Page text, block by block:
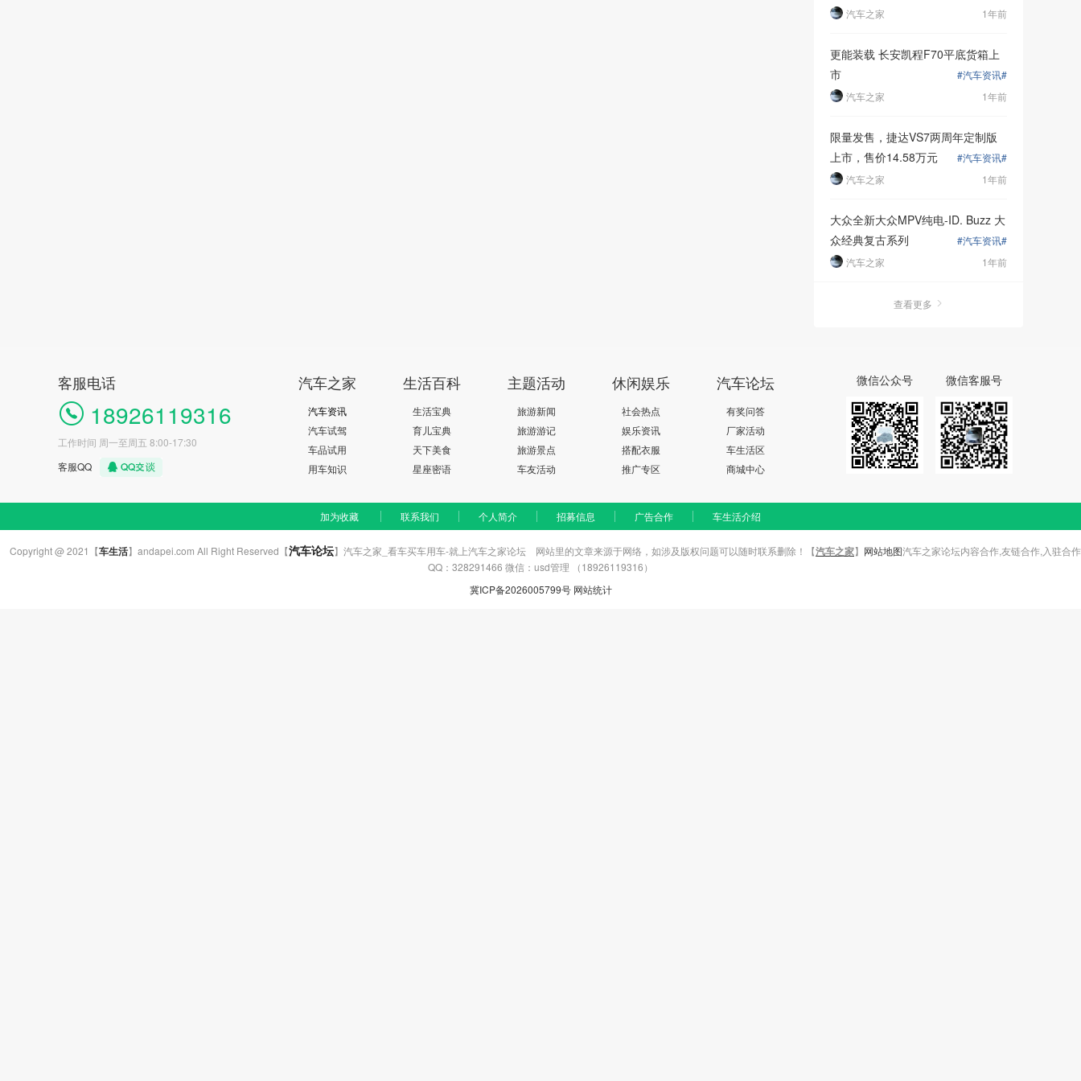
1年前
汽车之家
更能装载 长安凯程F70平底货箱上
市
#汽车资讯#
1年前
汽车之家
限量发售，捷达VS7两周年定制版
上市，售价14.58万元
#汽车资讯#
1年前
汽车之家
大众全新大众MPV纯电-ID. Buzz 大
众经典复古系列
#汽车资讯#
1年前
汽车之家
查看更多
客服电话
18926119316
工作时间 周一至周五 8:00-17:30
客服QQ
汽车之家
汽车资讯
汽车试驾
车品试用
用车知识
生活百科
生活宝典
育儿宝典
天下美食
星座密语
主题活动
旅游新闻
旅游游记
旅游景点
车友活动
休闲娱乐
社会热点
娱乐资讯
搭配衣服
推广专区
汽车论坛
有奖问答
厂家活动
车生活区
商城中心
微信公众号 微信客服号
加为收藏 联系我们 个人简介 招募信息 广告合作 车生活介绍
Copyright @ 2021【车生活】andapei.com All Right Reserved 【汽车论坛】汽车之家_看车买车用车-就上汽车之家论坛 网站里的文章来源于网络，如涉及版权问题可以随时联系删除！【汽车之家】 网站地图汽车之家论坛内容合作,友链合作,入驻合作
QQ：328291466 微信：usd管理 （18926119316）
冀ICP备2026005799号 网站统计